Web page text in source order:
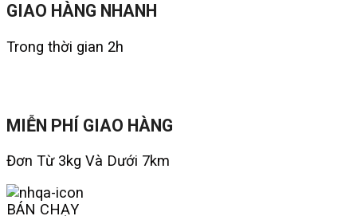
GIAO HÀNG NHANH
Trong thời gian 2h
MIỄN PHÍ GIAO HÀNG
Đơn Từ 3kg Và Dưới 7km
BÁN CHẠY